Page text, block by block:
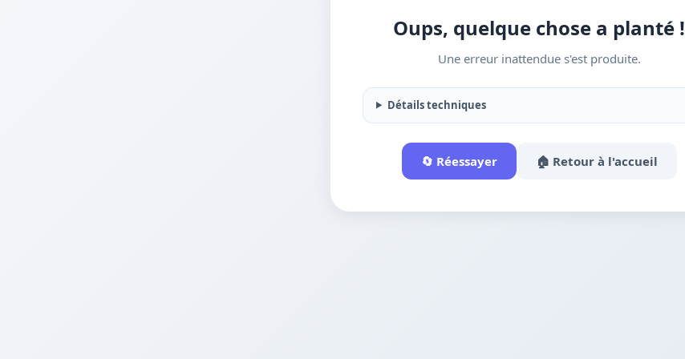
Oups, quelque chose a planté !
Une erreur inattendue s'est produite.
Détails techniques
🔄 Réessayer 🏠 Retour à l'accueil